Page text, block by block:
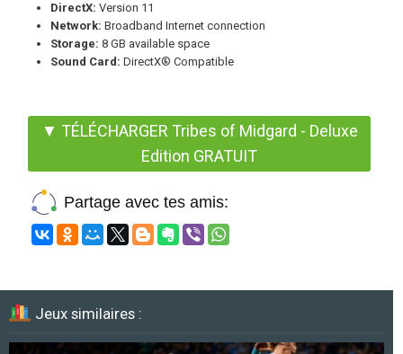
DirectX: Version 11
Network: Broadband Internet connection
Storage: 8 GB available space
Sound Card: DirectX® Compatible
▼ TÉLÉCHARGER Tribes of Midgard - Deluxe
Edition GRATUIT
Partage avec tes amis:
Jeux similaires :